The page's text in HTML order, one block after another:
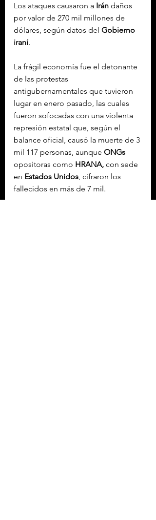
Los ataques causaron a Irán daños
por valor de 270 mil millones de
dólares, según datos del Gobierno
iraní.
La frágil economía fue el detonante
de las protestas
antigubernamentales que tuvieron
lugar en enero pasado, las cuales
fueron sofocadas con una violenta
represión estatal que, según el
balance oficial, causó la muerte de 3
mil 117 personas, aunque ONGs
opositoras como HRANA, con sede
en Estados Unidos , cifraron los
fallecidos en más de 7 mil.